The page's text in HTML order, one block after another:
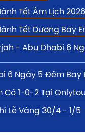
Tết Âm Lịch 2026
Tết Dương Bay
- Abu Dhabi 6
6 Ngày 5 Đêm Bay
Có 1-0-2 Tại
Lễ Vàng 30/4 - 1/5